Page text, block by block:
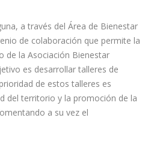
a través del Área de Bienestar
de colaboración que permite la
de la Asociación Bienestar
es desarrollar talleres de
de estos talleres es
del territorio y la promoción de la
a su vez el